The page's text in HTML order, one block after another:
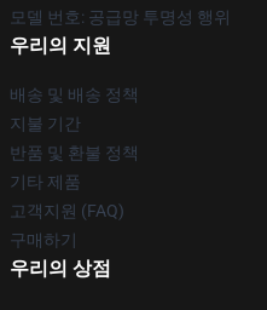
모델 번호: 공급망 투명성 행위
우리의 지원
배송 및 배송 정책
지불 기간
반품 및 환불 정책
기타 제품
고객지원 (FAQ)
구매하기
우리의 상점